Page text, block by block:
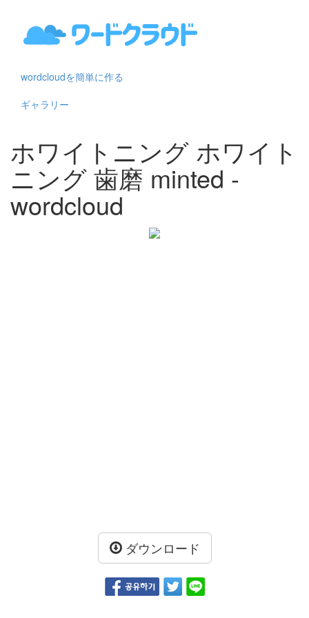
wordcloudを簡単に作る
ギャラリー
ホワイトニング ホワイト
ニング 歯磨 minted -
wordcloud
ダウンロード